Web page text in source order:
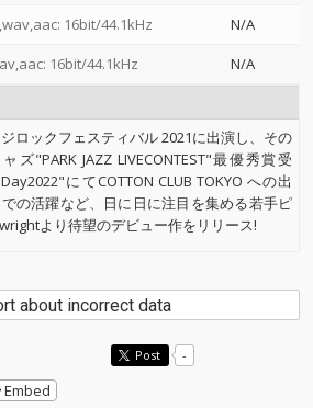
16bit/44.1kHz
N/A
16bit/44.1kHz N/A
ロックフェスティバル 2021に出演し、その
"PARK JAZZ LIVECONTEST"最優秀賞受
にてCOTTON CLUB TOKYO への出
の活躍など、日に日に注目を集める若手ピ
より待望のデビュー作をリリース!
about incorrect data
Post -
Embed